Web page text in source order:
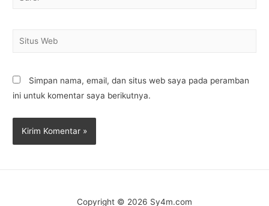
Situs
Simpan nama, email, dan situs web saya pada peramban
ini untuk komentar saya berikutnya.
Copyright © 2026 Sy4m.com